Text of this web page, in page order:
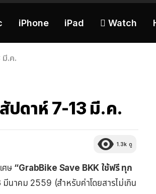
iPhone iPad  Watch
มี.ค.
ปดาห์ 7-13 มี.ค.
1.3k ดู
ศษ “GrabBike Save BKK ใช้ฟรี ทุก
นาคม 2559 (สำหรับค่าโดยสารไม่เกิน